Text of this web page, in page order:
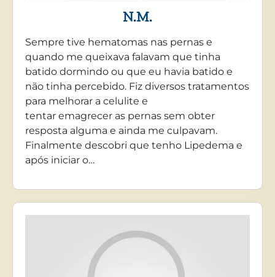
N.M.
Sempre tive hematomas nas pernas e
quando me queixava falavam que tinha
batido dormindo ou que eu havia batido e
não tinha percebido. Fiz diversos tratamentos
para melhorar a celulite e
tentar emagrecer as pernas sem obter
resposta alguma e ainda me culpavam.
Finalmente descobri que tenho Lipedema e
após iniciar o…